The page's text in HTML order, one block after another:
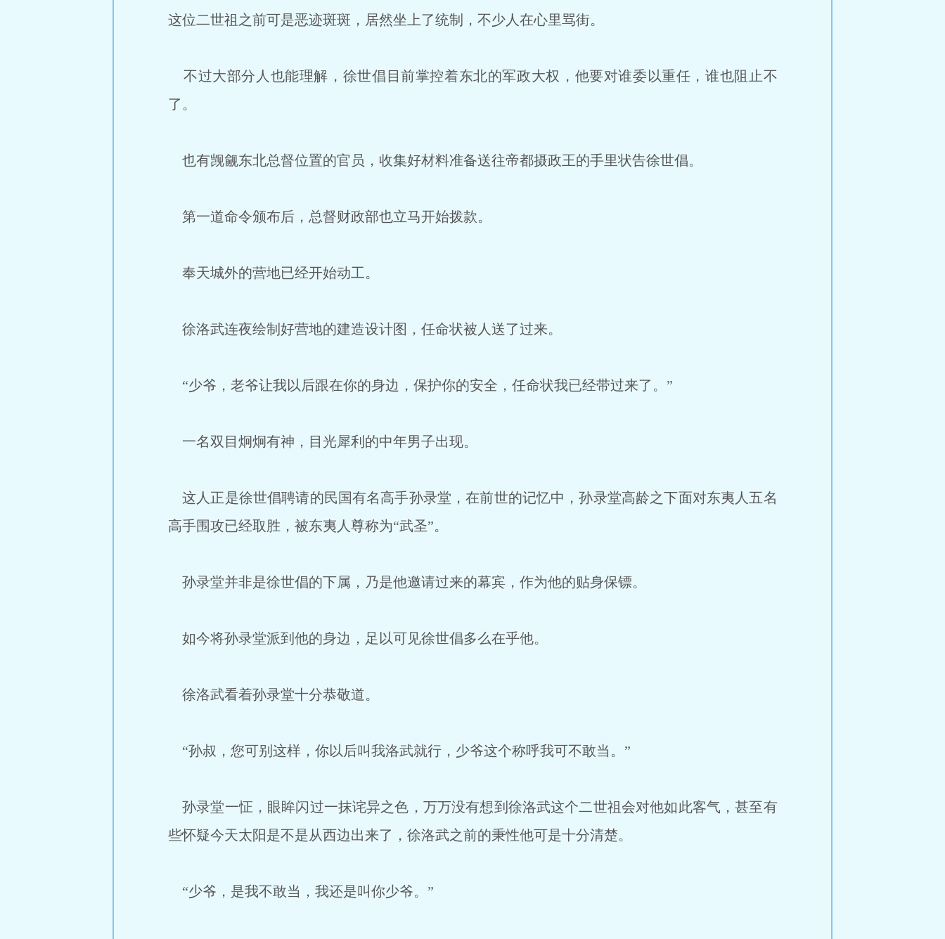
这位二世祖之前可是恶迹斑斑，居然坐上了统制，不少人在心里骂街。
不过大部分人也能理解，徐世倡目前掌控着东北的军政大权，他要对谁委以重任，谁也阻止不
了。
也有觊觎东北总督位置的官员，收集好材料准备送往帝都摄政王的手里状告徐世倡。
第一道命令颁布后，总督财政部也立马开始拨款。
奉天城外的营地已经开始动工。
徐洛武连夜绘制好营地的建造设计图，任命状被人送了过来。
“少爷，老爷让我以后跟在你的身边，保护你的安全，任命状我已经带过来了。”
一名双目炯炯有神，目光犀利的中年男子出现。
这人正是徐世倡聘请的民国有名高手孙录堂，在前世的记忆中，孙录堂高龄之下面对东夷人五名
高手围攻已经取胜，被东夷人尊称为“武圣”。
孙录堂并非是徐世倡的下属，乃是他邀请过来的幕宾，作为他的贴身保镖。
如今将孙录堂派到他的身边，足以可见徐世倡多么在乎他。
徐洛武看着孙录堂十分恭敬道。
“孙叔，您可别这样，你以后叫我洛武就行，少爷这个称呼我可不敢当。”
孙录堂一怔，眼眸闪过一抹诧异之色，万万没有想到徐洛武这个二世祖会对他如此客气，甚至有
些怀疑今天太阳是不是从西边出来了，徐洛武之前的秉性他可是十分清楚。
“少爷，是我不敢当，我还是叫你少爷。”